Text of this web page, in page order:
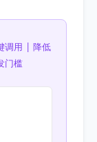
调用 | 降低
门槛